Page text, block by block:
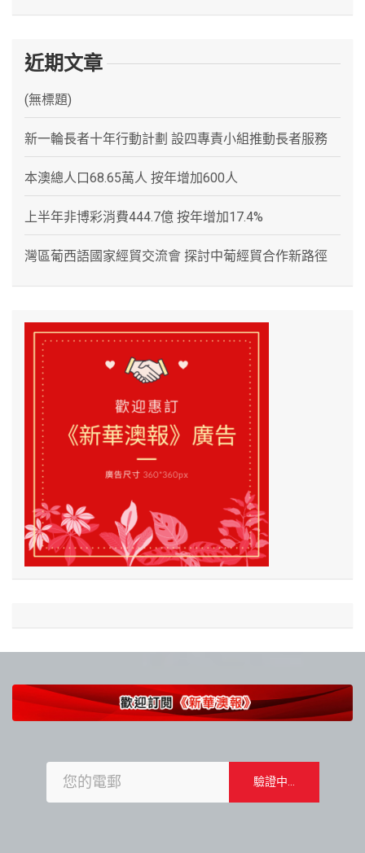
近期文章
(無標題)
新一輪長者十年行動計劃 設四專責小組推動長者服務
本澳總人口68.65萬人 按年增加600人
上半年非博彩消費444.7億 按年增加17.4%
灣區葡西語國家經貿交流會 探討中葡經貿合作新路徑